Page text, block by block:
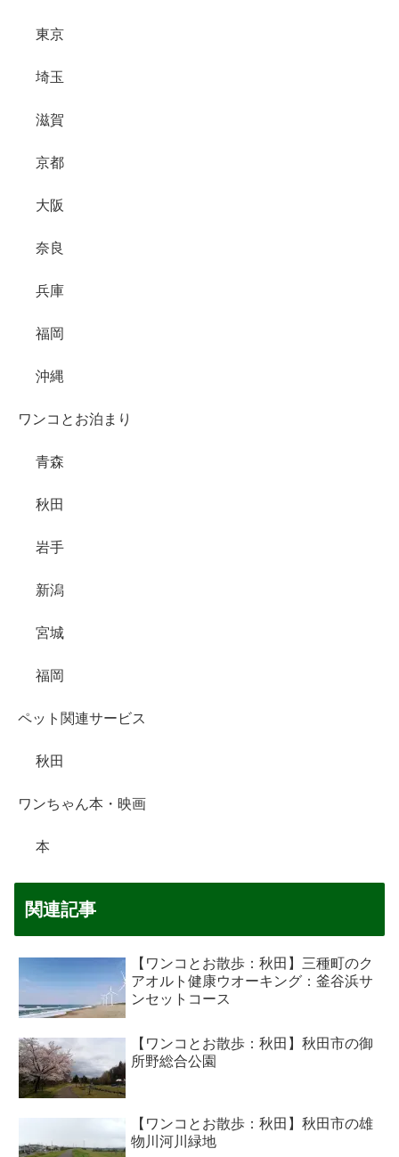
東京
埼玉
滋賀
京都
大阪
奈良
兵庫
福岡
沖縄
ワンコとお泊まり
青森
秋田
岩手
新潟
宮城
福岡
ペット関連サービス
秋田
ワンちゃん本・映画
本
関連記事
【ワンコとお散歩：秋田】三種町のク
アオルト健康ウオーキング：釜谷浜サ
ンセットコース
【ワンコとお散歩：秋田】秋田市の御
所野総合公園
【ワンコとお散歩：秋田】秋田市の雄
物川河川緑地